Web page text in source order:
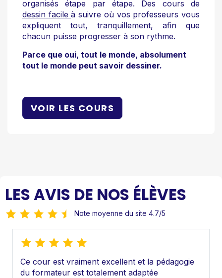
organisés étape par étape. Des cours de
dessin facileà suivre où vos professeurs vous
expliquent tout, tranquillement, afin que
chacun puisse progresser à son rythme.
Parce que oui, tout le monde, absolument
tout le monde peut savoir dessiner.
VOIR LES COURS
LES AVIS DE NOS ÉLÈVES
Note moyenne du site 4.7/5
Ce cour est vraiment excellent et la pédagogie
du formateur est totalement adaptée